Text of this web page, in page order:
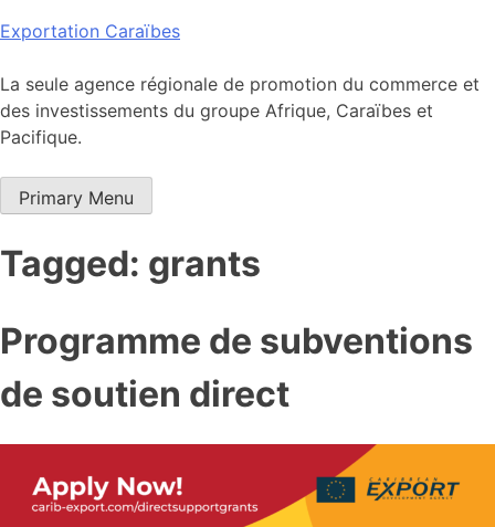
Skip
content
Exportation Caraïbes
La seule agence régionale de promotion du commerce et
des investissements du groupe Afrique, Caraïbes et
Pacifique.
Primary Menu
Tagged: grants
Programme de subventions
de soutien direct